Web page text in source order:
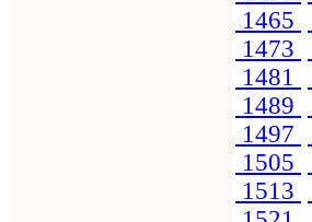
1465
1473
1481
1489
1497
1505
1513